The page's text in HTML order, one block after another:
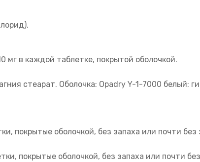
мг в каждой таблетке, покрытой оболочкой.
стеарат. Оболочка: Opadry Y-1-7000 белый:
покрытые оболочкой, без запаха или почти
покрытые оболочкой, без запаха или почти